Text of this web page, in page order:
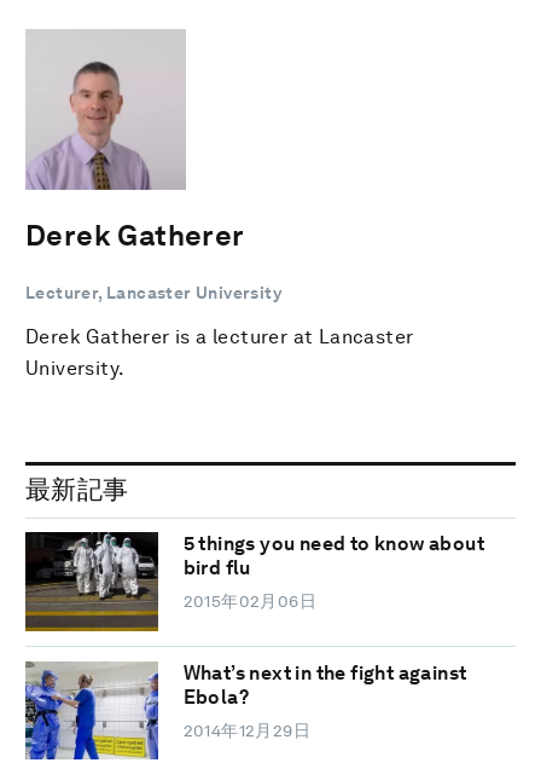
Derek Gatherer
Lecturer, Lancaster University
Derek Gatherer is a lecturer at Lancaster
University.
最新記事
5 things you need to know about
bird flu
2015年02月06日
What’s next in the fight against
Ebola?
2014年12月29日